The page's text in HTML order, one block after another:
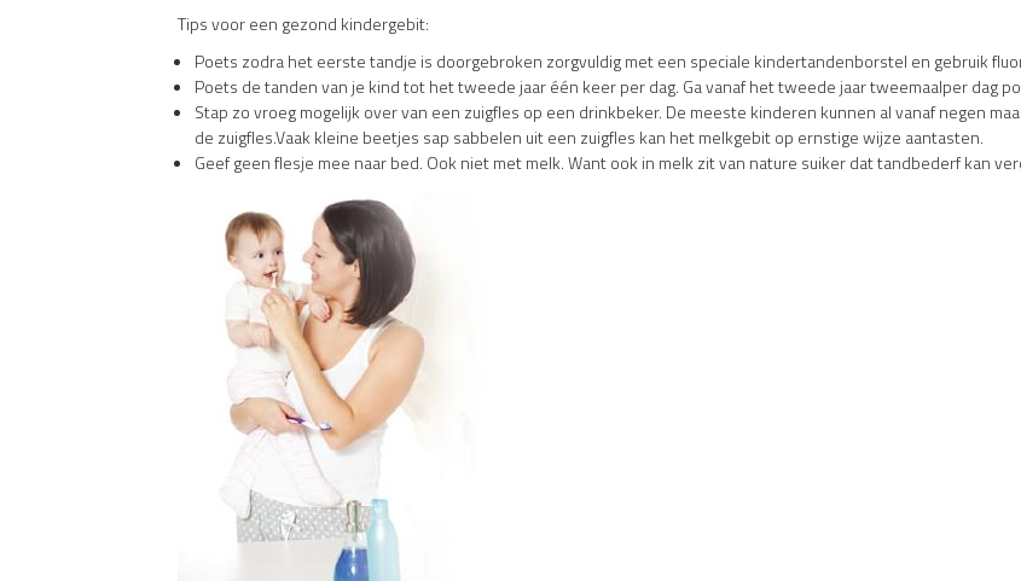
Tips voor een gezond kindergebit:
Poets zodra het eerste tandje is doorgebroken zorgvuldig met een speciale kindertandenborstel en gebruik
Poets de tanden van je kind tot het tweede jaar één keer per dag. Ga vanaf het tweede jaar tweemaalper dag
Stap zo vroeg mogelijk over van een zuigfles op een drinkbeker. De meeste kinderen kunnen al vanaf negen
de zuigfles.Vaak kleine beetjes sap sabbelen uit een zuigfles kan het melkgebit op ernstige wijze aantasten.
Geef geen flesje mee naar bed. Ook niet met melk. Want ook in melk zit van nature suiker dat tandbederf kan